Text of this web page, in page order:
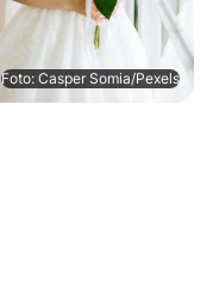
Foto: Casper Somia/Pexels